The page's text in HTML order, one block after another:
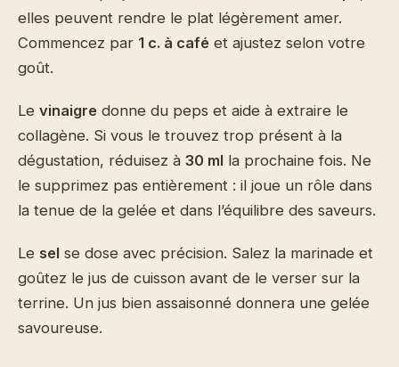
elles peuvent rendre le plat légèrement amer.
Commencez par 1 c. à café et ajustez selon votre
goût.
Le vinaigre donne du peps et aide à extraire le
collagène. Si vous le trouvez trop présent à la
dégustation, réduisez à 30 ml la prochaine fois. Ne
le supprimez pas entièrement : il joue un rôle dans
la tenue de la gelée et dans l’équilibre des saveurs.
Le sel se dose avec précision. Salez la marinade et
goûtez le jus de cuisson avant de le verser sur la
terrine. Un jus bien assaisonné donnera une gelée
savoureuse.